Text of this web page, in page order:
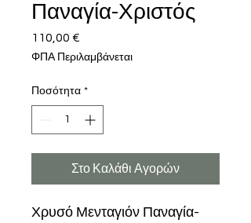
Παναγία-Χριστός
110,00 €
ΦΠΑ Περιλαμβάνεται
Ποσότητα *
Στο Καλάθι Αγορών
Χρυσό Μενταγιόν Παναγία-